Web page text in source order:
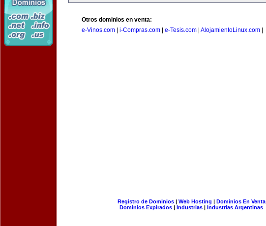
Otros dominios en venta:
e-Vinos.com
i-Compras.com e-Tesis.com AlojamientoLinux.com
Registro de Dominios| Web Hosting | Dominios En Venta
Dominios Expirados | Industrias | Industrias Argentinas